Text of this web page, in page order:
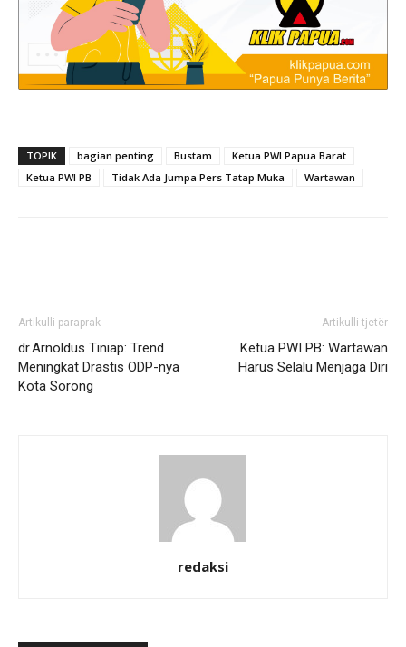
TOPIK bagian penting Bustam
Ketua PWI Papua Barat
Ketua PWI PB
Tidak Ada Jumpa Pers Tatap Muka Wartawan
Artikulli paraprak
dr.Arnoldus Tiniap: Trend
Meningkat Drastis ODP-nya
Kota Sorong
Artikulli tjetër
Ketua PWI PB: Wartawan
Harus Selalu Menjaga Diri
redaksi